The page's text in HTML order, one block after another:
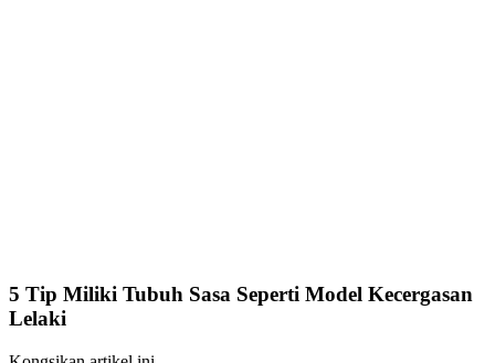
5 Tip Miliki Tubuh Sasa Seperti Model Kecergasan
Lelaki